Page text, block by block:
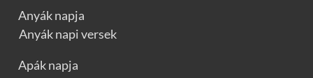
Anyák napja
Anyák napi versek
Apák napja